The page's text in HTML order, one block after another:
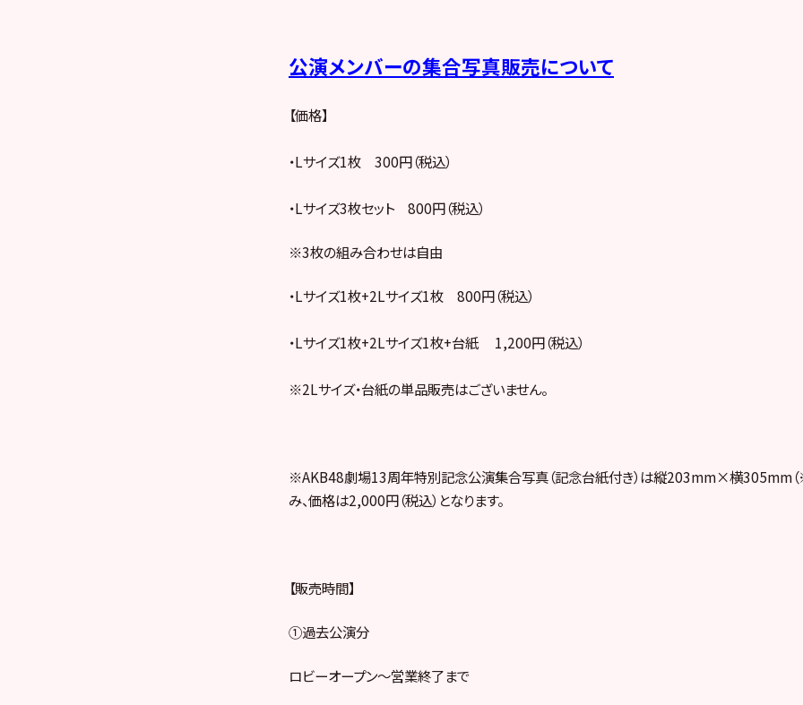
公演メンバーの集合写真販売について
【価格】
・Lサイズ1枚 300円（税込）
・Lサイズ3枚セット 800円（税込）
※3枚の組み合わせは自由
・Lサイズ1枚+2Lサイズ1枚 800円（税込）
・Lサイズ1枚+2Lサイズ1枚+台紙 1,200円（税込）
※2Lサイズ・台紙の単品販売はございません。
※AKB48劇場13周年特別記念公演集合写真（記念台紙付き）は縦203mm×横305mm（
み、価格は2,000円（税込）となります。
【販売時間】
①過去公演分
ロビーオープン～営業終了まで